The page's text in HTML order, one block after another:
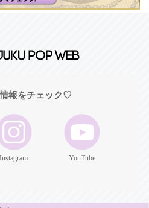
報をチェック♡
Instagram YouTube